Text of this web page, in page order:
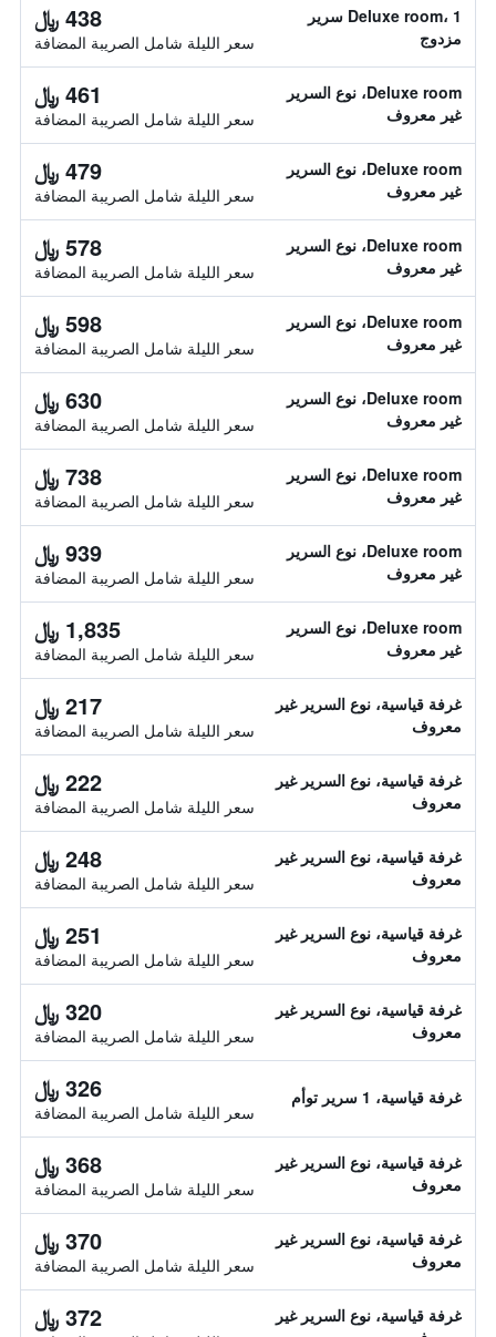
Deluxe room، 1 سرير
مزدوج
438 ﷼
سعر الليلة شامل الصريبة المضافة
Deluxe room، نوع السرير
غير معروف
461 ﷼
سعر الليلة شامل الصريبة المضافة
Deluxe room، نوع السرير
غير معروف
479 ﷼
سعر الليلة شامل الصريبة المضافة
Deluxe room، نوع السرير
غير معروف
578 ﷼
سعر الليلة شامل الصريبة المضافة
Deluxe room، نوع السرير
غير معروف
598 ﷼
سعر الليلة شامل الصريبة المضافة
Deluxe room، نوع السرير
غير معروف
630 ﷼
سعر الليلة شامل الصريبة المضافة
Deluxe room، نوع السرير
غير معروف
738 ﷼
سعر الليلة شامل الصريبة المضافة
Deluxe room، نوع السرير
غير معروف
939 ﷼
سعر الليلة شامل الصريبة المضافة
Deluxe room، نوع السرير
غير معروف
1,835 ﷼
سعر الليلة شامل الصريبة المضافة
غرفة قياسية، نوع السرير غير
معروف
217 ﷼
سعر الليلة شامل الصريبة المضافة
غرفة قياسية، نوع السرير غير
معروف
222 ﷼
سعر الليلة شامل الصريبة المضافة
غرفة قياسية، نوع السرير غير
معروف
248 ﷼
سعر الليلة شامل الصريبة المضافة
غرفة قياسية، نوع السرير غير
معروف
251 ﷼
سعر الليلة شامل الصريبة المضافة
غرفة قياسية، نوع السرير غير
معروف
320 ﷼
سعر الليلة شامل الصريبة المضافة
غرفة قياسية، 1 سرير توأم 326 ﷼
سعر الليلة شامل الصريبة المضافة
غرفة قياسية، نوع السرير غير
معروف
368 ﷼
سعر الليلة شامل الصريبة المضافة
غرفة قياسية، نوع السرير غير
معروف
370 ﷼
سعر الليلة شامل الصريبة المضافة
غرفة قياسية، نوع السرير غير
372 ﷼